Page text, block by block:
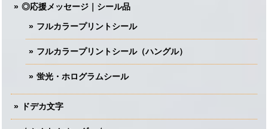
◎応援メッセージ｜シール品
フルカラープリントシール
フルカラープリントシール（ハングル）
蛍光・ホログラムシール
ドデカ文字